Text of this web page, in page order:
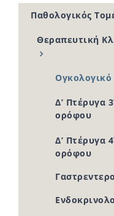
Παθολογικός
Θεραπευτική
Ογκολογικό
Δ’ Πτέρυγα 3
ορόφου
Δ’ Πτέρυγα 4
ορόφου